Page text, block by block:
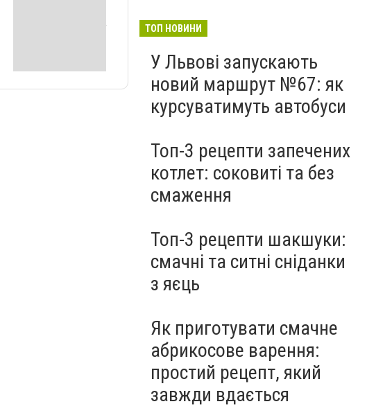
ТОП НОВИНИ
У Львові запускають
новий маршрут №67: як
курсуватимуть автобуси
Топ-3 рецепти запечених
котлет: соковиті та без
смаження
Топ-3 рецепти шакшуки:
смачні та ситні сніданки
з яєць
Як приготувати смачне
абрикосове варення:
простий рецепт, який
завжди вдається